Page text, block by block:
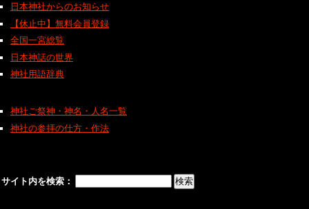
日本神社からのお知らせ
【休止中】無料会員登録
全国一宮総覧
日本神話の世界
神社用語辞典
神社ご祭神・神名・人名一覧
神社の参拝の仕方・作法
サイト内を検索：